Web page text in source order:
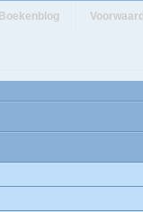
Boekenblog